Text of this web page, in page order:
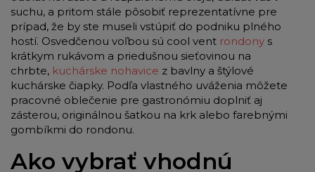
suchu, a pritom stále pôsobiť reprezentatívne pre
prípad, že by ste museli vstúpiť do podniku plného
hostí. Osvedčenou voľbou sú cool vent rondony s
krátkym rukávom a priedušnou sieťovinou na
chrbte, kuchárske nohavice z bavlny a štýlové
kuchárske čiapky. Podľa vlastného uváženia môžete
pracovné oblečenie pre gastronómiu doplniť aj
zásterou, originálnou šatkou na krk alebo farebnými
gombíkmi do rondonu.
Ako vybrať vhodnú